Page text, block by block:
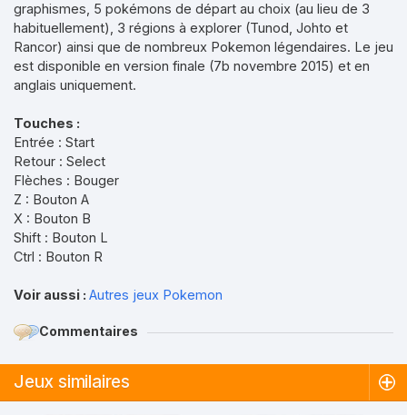
graphismes, 5 pokémons de départ au choix (au lieu de 3
habituellement), 3 régions à explorer (Tunod, Johto et
Rancor) ainsi que de nombreux Pokemon légendaires. Le jeu
est disponible en version finale (7b novembre 2015) et en
anglais uniquement.
Touches :
Entrée : Start
Retour : Select
Flèches : Bouger
Z : Bouton A
X : Bouton B
Shift : Bouton L
Ctrl : Bouton R
Voir aussi : Autres jeux Pokemon
Commentaires
Jeux similaires